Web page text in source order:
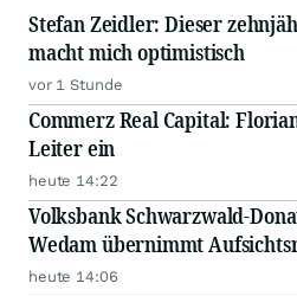
Stefan Zeidler: Dieser
macht mich optimistisch
vor 1 Stunde
Commerz Real Capital:
Leiter ein
heute 14:22
Volksbank Schwarzwald-
Wedam übernimmt
heute 14:06